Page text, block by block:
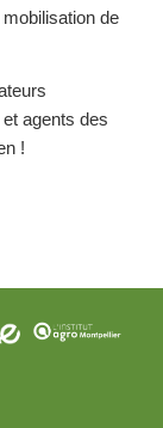
de
agents des
!